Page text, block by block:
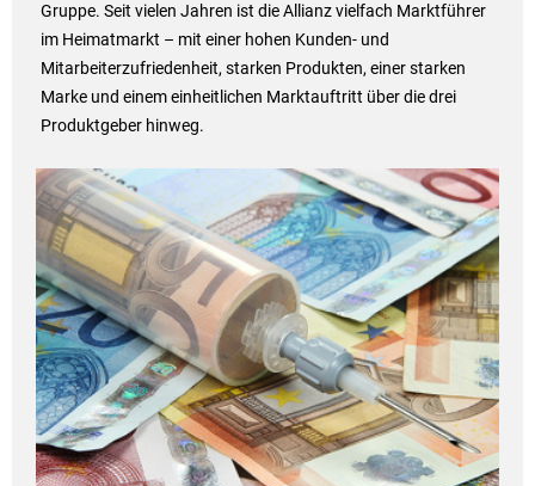
Gruppe. Seit vielen Jahren ist die Allianz vielfach Marktführer
im Heimatmarkt – mit einer hohen Kunden- und
Mitarbeiterzufriedenheit, starken Produkten, einer starken
Marke und einem einheitlichen Marktauftritt über die drei
Produktgeber hinweg.